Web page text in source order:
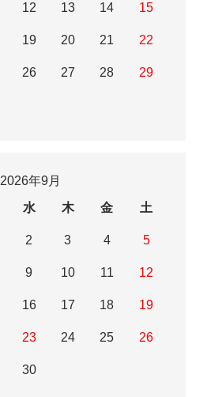
12 13 14 15
19 20 21 22
26 27 28 29
2026年9月
水 木 金 土
2 3 4 5
9 10 11 12
16 17 18 19
23 24 25 26
30